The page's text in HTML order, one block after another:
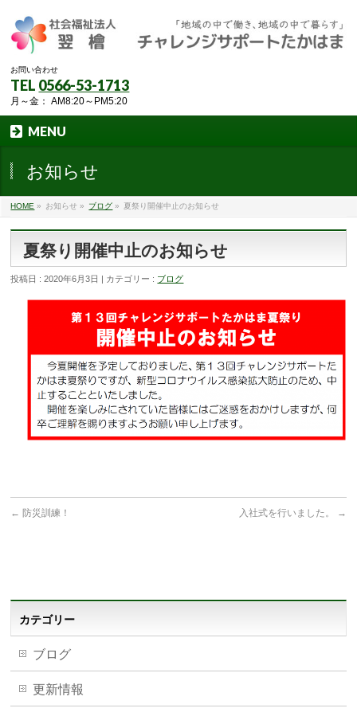
お問い合わせ
TEL 0566-53-1713
月～金： AM8:20～PM5:20
MENU
お知らせ
HOME » お知らせ » ブログ » 夏祭り開催中止のお知らせ
夏祭り開催中止のお知らせ
投稿日 : 2020年6月3日 | カテゴリー : ブログ
← 防災訓練！ 入社式を行いました。 →
カテゴリー
ブログ
更新情報